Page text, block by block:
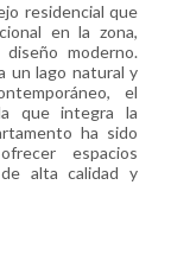
residencial que
en la zona,
moderno.
un lago natural y
el
que integra la
ha sido
espacios
alta calidad y